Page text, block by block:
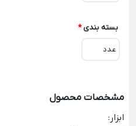
بسته بندی *
عدد
مشخصات محصول
ابزار :